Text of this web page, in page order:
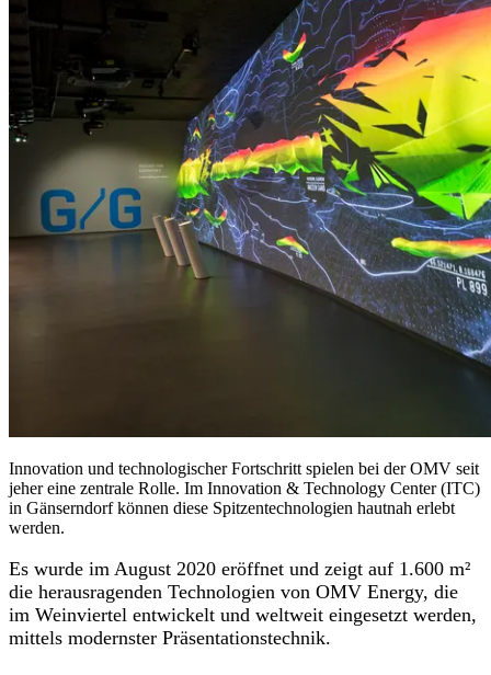
Innovation und technologischer Fortschritt spielen bei der OMV seit
jeher eine zentrale Rolle. Im Innovation & Technology Center (ITC)
in Gänserndorf können diese Spitzentechnologien hautnah erlebt
werden.
Es wurde im August 2020 eröffnet und zeigt auf 1.600 m²
die herausragenden Technologien von OMV Energy, die
im Weinviertel entwickelt und weltweit eingesetzt werden,
mittels modernster Präsentationstechnik.